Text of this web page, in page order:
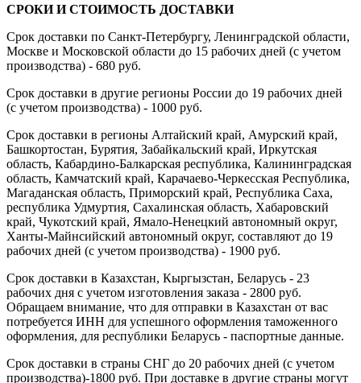
СРОКИ И СТОИМОСТЬ ДОСТАВКИ
Срок доставки по Санкт-Петербургу, Ленинградской области,
Москве и Московской области до 15 рабочих дней (с учетом
производства) - 680 руб.
Срок доставки в другие регионы России до 19 рабочих дней
(с учетом производства) - 1000 руб.
Срок доставки в регионы Алтайский край, Амурский край,
Башкортостан, Бурятия, Забайкальский край, Иркутская
область, Кабардино-Балкарская республика, Калининградская
область, Камчатский край, Карачаево-Черкесская Республика,
Магаданская область, Приморский край, Республика Саха,
республика Удмуртия, Сахалинская область, Хабаровский
край, Чукотский край, Ямало-Ненецкий автономный округ,
Ханты-Майнсийский автономный округ, составляют до 19
рабочих дней (с учетом производства) - 1900 руб.
Срок доставки в Казахстан, Кыргызстан, Беларусь - 23
рабочих дня с учетом изготовления заказа - 2800 руб.
Обращаем внимание, что для отправки в Казахстан от вас
потребуется ИНН для успешного оформления таможенного
оформления, для республики Беларусь - паспортные данные.
Срок доставки в страны СНГ до 20 рабочих дней (с учетом
производства)-1800 руб. При доставке в другие страны могут